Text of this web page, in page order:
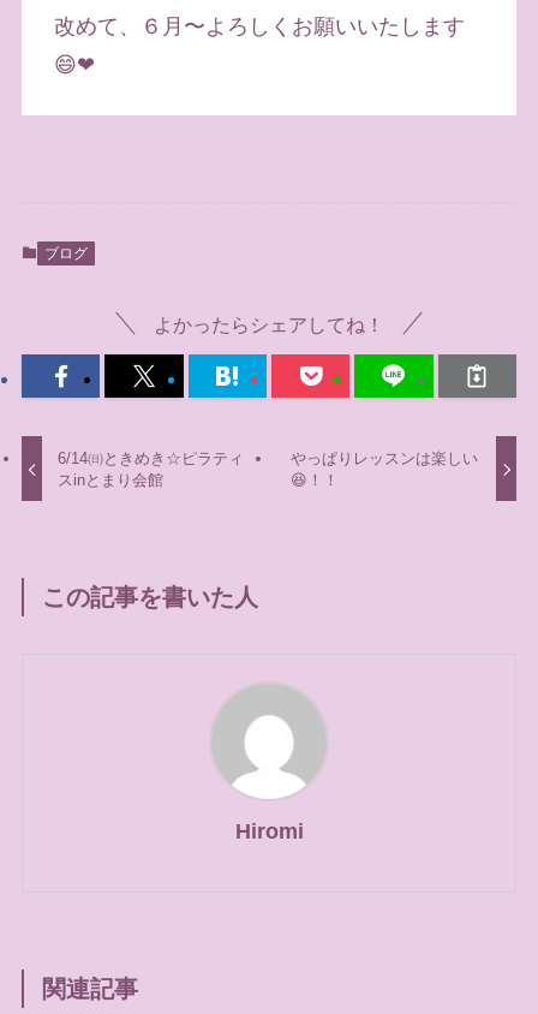
改めて、６月〜よろしくお願いいたします
😄❤
ブログ
よかったらシェアしてね！
6/14㈰ときめき☆ピラティ
スinとまり会館
やっぱりレッスンは楽しい
😆！！
この記事を書いた人
Hiromi
関連記事